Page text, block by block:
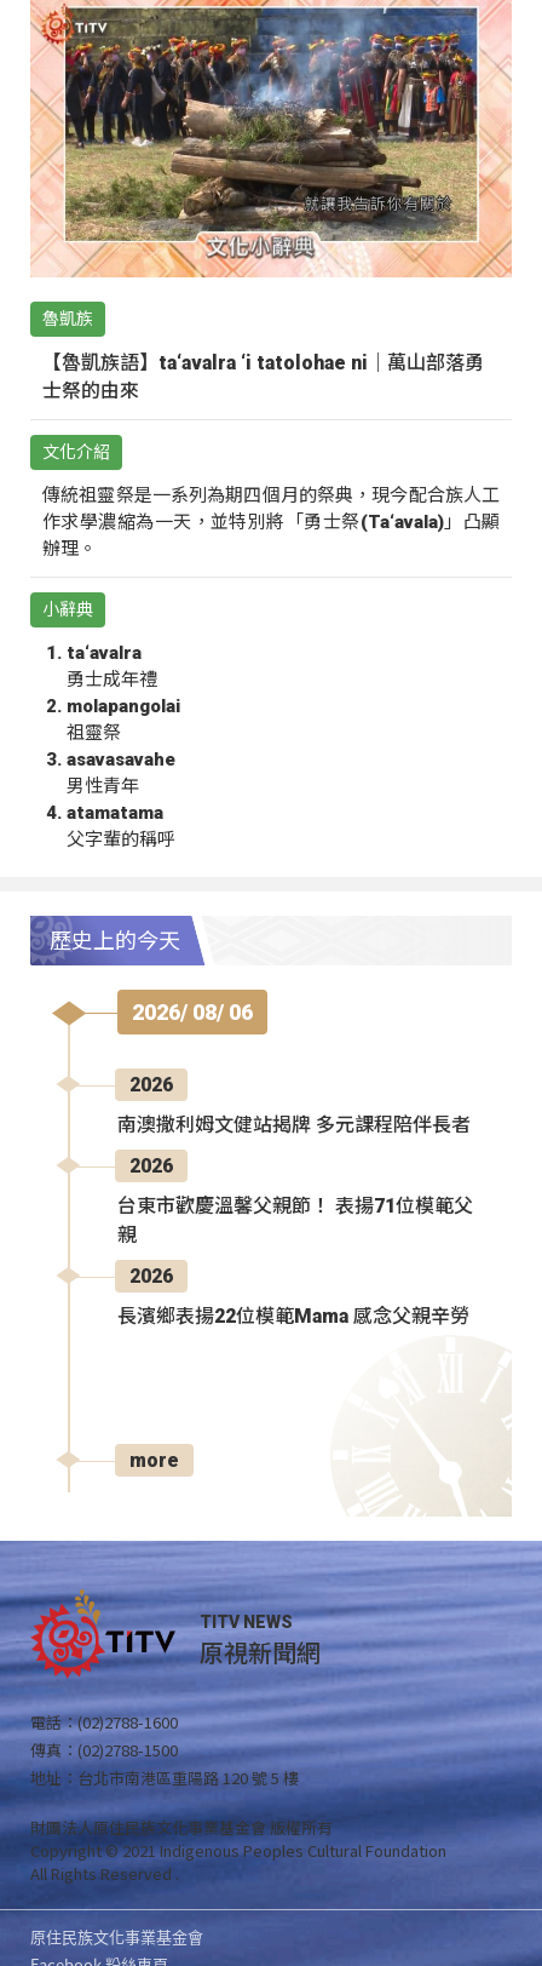
魯凱族
【魯凱族語】ta‘avalra ‘i tatolohae ni｜萬山部落勇
士祭的由來
文化介紹
傳統祖靈祭是一系列為期四個月的祭典，現今配合族人工
作求學濃縮為一天，並特別將「勇士祭(Ta‘avala)」凸顯
辦理。
小辭典
ta‘avalra
勇士成年禮
molapangolai
祖靈祭
asavasavahe
男性青年
atamatama
父字輩的稱呼
歷史上的今天
2026/ 08/ 06
2026
南澳撒利姆文健站揭牌 多元課程陪伴長者
2026
台東市歡慶溫馨父親節！ 表揚71位模範父
親
2026
長濱鄉表揚22位模範Mama 感念父親辛勞
more
TITV NEWS
原視新聞網
電話：(02)2788-1600
傳真：(02)2788-1500
地址：台北市南港區重陽路 120 號 5 樓
財團法人原住民族文化事業基金會 版權所有
Copyright © 2021 Indigenous Peoples Cultural Foundation
All Rights Reserved .
原住民族文化事業基金會